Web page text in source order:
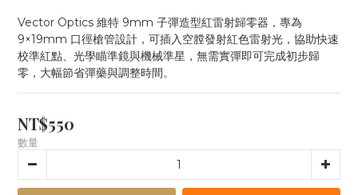
Vector Optics 維特 9mm 子彈造型紅雷射歸零器，專為
9×19mm 口徑槍管設計，可插入空膛發射紅色雷射光，協助快速
校準紅點、光學瞄準鏡與機械準星，無需實彈即可完成初步歸
零，大幅節省彈藥與調整時間。
NT$550
數量